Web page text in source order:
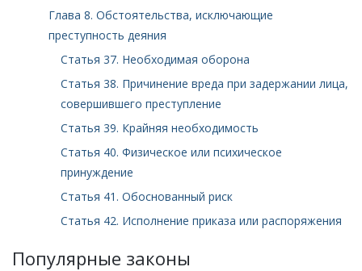
Глава 8. Обстоятельства, исключающие
преступность деяния
Статья 37. Необходимая оборона
Статья 38. Причинение вреда при задержании лица,
совершившего преступление
Статья 39. Крайняя необходимость
Статья 40. Физическое или психическое
принуждение
Статья 41. Обоснованный риск
Статья 42. Исполнение приказа или распоряжения
Популярные законы